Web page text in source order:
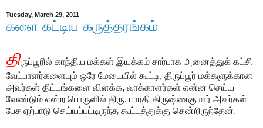
Tuesday, March 29, 2011
களை கட்டிய கருத்தரங்கம்
திருப்பூரில் காந்திய மக்கள் இயக்கம் சார்பாக அனைத்துக் கட்சி
வேட்பாளர்களையும் ஒரே மேடையில் கூட்டி, திருப்பூர் மக்களுக்கான
அவர்கள் திட்டங்களை விளக்க, வாக்காளர்கள் என்ன செய்ய
வேண்டும் என்ற பொருளில் திரு. பாரதி கிருஷ்ணகுமார் அவர்கள்
பேச ஏற்பாடு செய்யப்பட்டிருந்த கூட்டத்துக்கு சென்றிருந்தேன்.